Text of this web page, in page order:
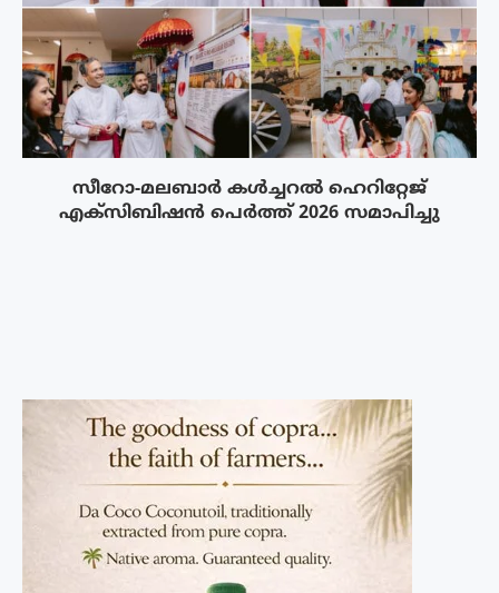
സീറോ-മലബാർ കൾച്ചറൽ ഹെറിറ്റേജ്
എക്സിബിഷൻ പെർത്ത് 2026 സമാപിച്ചു